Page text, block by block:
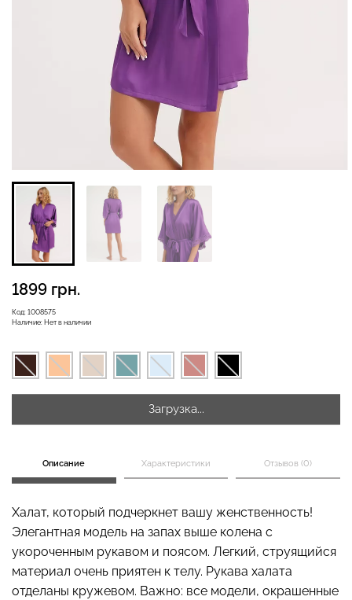
Код: 1008575
Наличие: Нет в наличии
1899 грн.
Загрузка...
Описание Характеристики Отзывов (0)
Халат, который подчеркнет вашу женственность!
Элегантная модель на запах выше колена с
укороченным рукавом и поясом. Легкий, струящийся
материал очень приятен к телу. Рукава халата
отделаны кружевом. Важно: все модели, окрашенные
384 грн.
549 грн.
Бесшовные леггинсы
black (черный) Giulia